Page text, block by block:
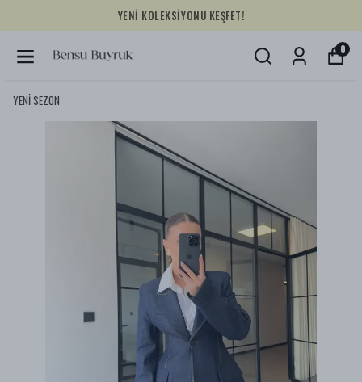
YENİ KOLEKSİYONU KEŞFET!
0
YENİ SEZON